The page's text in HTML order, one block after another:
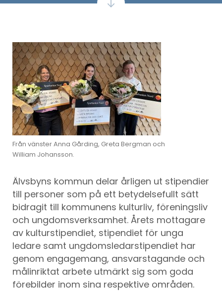
Från vänster Anna Gårding, Greta Bergman och
William Johansson.
Älvsbyns kommun delar årligen ut stipendier
till personer som på ett betydelsefullt sätt
bidragit till kommunens kulturliv, föreningsliv
och ungdomsverksamhet. Årets mottagare
av kulturstipendiet, stipendiet för unga
ledare samt ungdomsledarstipendiet har
genom engagemang, ansvarstagande och
målinriktat arbete utmärkt sig som goda
förebilder inom sina respektive områden.